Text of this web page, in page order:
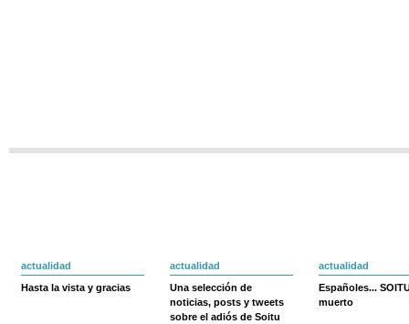
actualidad
Hasta la vista y gracias
actualidad
Una selección de
noticias, posts y tweets
sobre el adiós de Soitu
actualidad
Españoles...
muerto